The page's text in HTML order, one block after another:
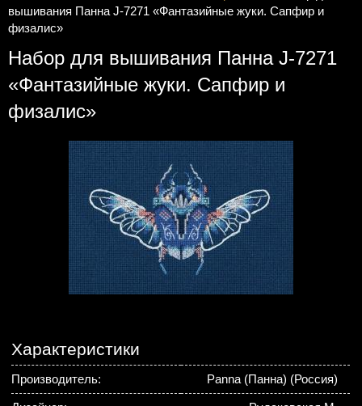
вышивания Панна J-7271 «Фантазийные жуки. Сапфир и
физалис»
Набор для вышивания Панна J-7271
«Фантазийные жуки. Сапфир и
физалис»
Характеристики
Производитель: Panna (Панна) (Россия)